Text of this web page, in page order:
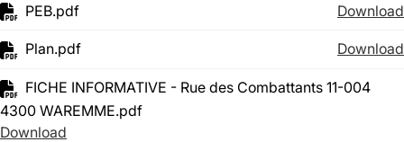
PEB.pdf Download
Plan.pdf Download
FICHE INFORMATIVE - Rue des Combattants 11-004
4300 WAREMME.pdf
Download